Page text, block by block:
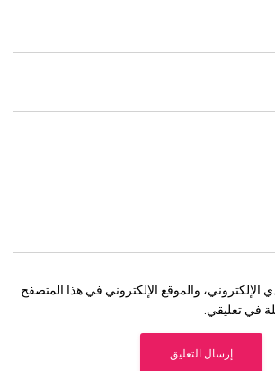
والموقع الإلكتروني في هذا المتصفح
في تعليقي.